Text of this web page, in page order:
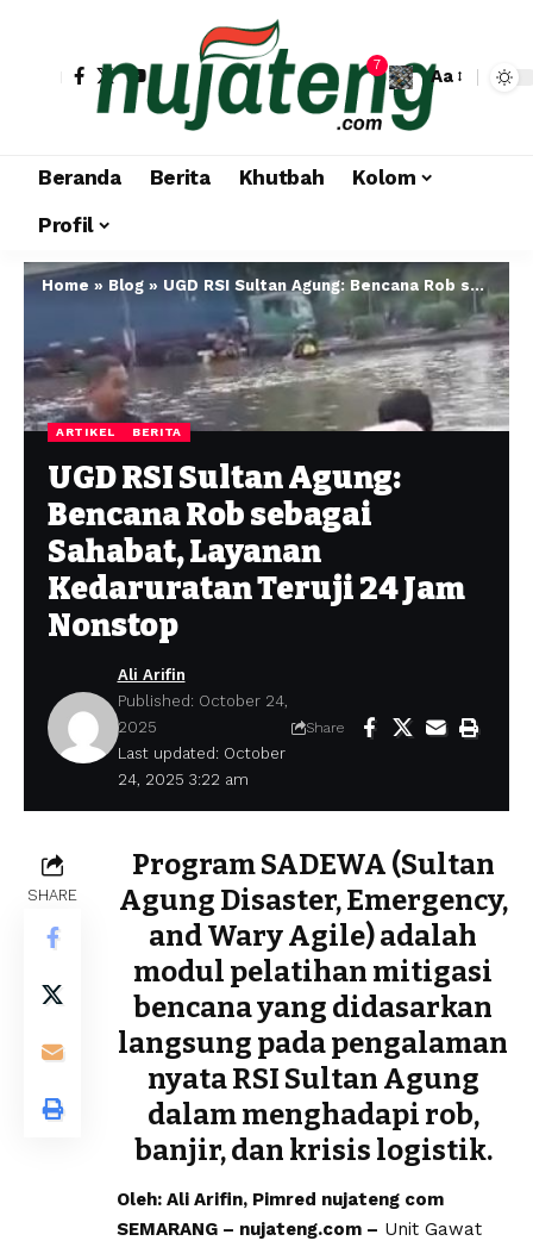
7
Aa
Beranda Berita Khutbah
Kolom
Profil
Home » Blog » UGD RSI Sultan Agung: Bencana Rob sebagai Sahabat, Layanan Kedaruratan Teruji 24 Jam Nonstop
ARTIKEL BERITA
UGD RSI Sultan Agung:
Bencana Rob sebagai
Sahabat, Layanan
Kedaruratan Teruji 24 Jam
Nonstop
Last updated: October
24, 2025 3:22 am
Ali Arifin
Published: October 24,
2025
Share
SHARE
Program SADEWA (Sultan
Agung Disaster, Emergency,
and Wary Agile) adalah
modul pelatihan mitigasi
bencana yang didasarkan
langsung pada pengalaman
nyata RSI Sultan Agung
dalam menghadapi rob,
banjir, dan krisis logistik.
Oleh: Ali Arifin, Pimred nujateng com
SEMARANG – nujateng.com – Unit Gawat